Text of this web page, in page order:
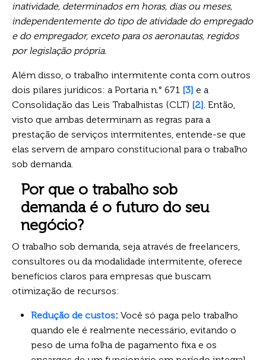
inatividade, determinados em horas, dias ou meses,
independentemente do tipo de atividade do empregado
e do empregador, exceto para os aeronautas, regidos
por legislação própria.
Além disso, o trabalho intermitente conta com outros
dois pilares jurídicos: a Portaria n.° 671 [3] e a
Consolidação das Leis Trabalhistas (CLT) [2] . Então,
visto que ambas determinam as regras para a
prestação de serviços intermitentes, entende-se que
elas servem de amparo constitucional para o trabalho
sob demanda.
Por que o trabalho sob
demanda é o futuro do seu
negócio?
O trabalho sob demanda, seja através de freelancers,
consultores ou da modalidade intermitente, oferece
benefícios claros para empresas que buscam
otimização de recursos:
Redução de custos: Você só paga pelo trabalho
quando ele é realmente necessário, evitando o
peso de uma folha de pagamento fixa e os